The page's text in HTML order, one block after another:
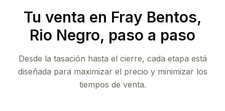
Tu venta en Fray Bentos,
Rio Negro, paso a paso
Desde la tasación hasta el cierre, cada etapa está
diseñada para maximizar el precio y minimizar los
tiempos de venta.